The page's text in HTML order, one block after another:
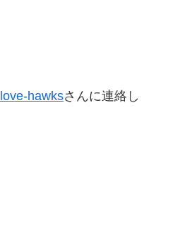
love-hawksさんに連絡し